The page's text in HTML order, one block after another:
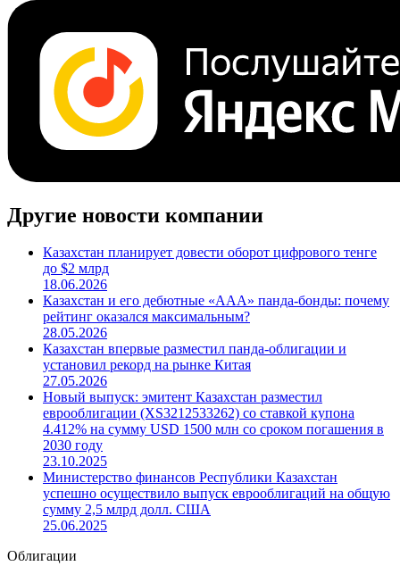
Другие новости компании
Казахстан планирует довести оборот цифрового тенге
до $2 млрд
18.06.2026
Казахстан и его дебютные «ААА» панда-бонды: почему
рейтинг оказался максимальным?
28.05.2026
Казахстан впервые разместил панда-облигации и
установил рекорд на рынке Китая
27.05.2026
Новый выпуск: эмитент Казахстан разместил
еврооблигации (XS3212533262) со ставкой купона
4.412% на сумму USD 1500 млн со сроком погашения в
2030 году
23.10.2025
Министерство финансов Республики Казахстан
успешно осуществило выпуск еврооблигаций на общую
сумму 2,5 млрд долл. США
25.06.2025
Облигации